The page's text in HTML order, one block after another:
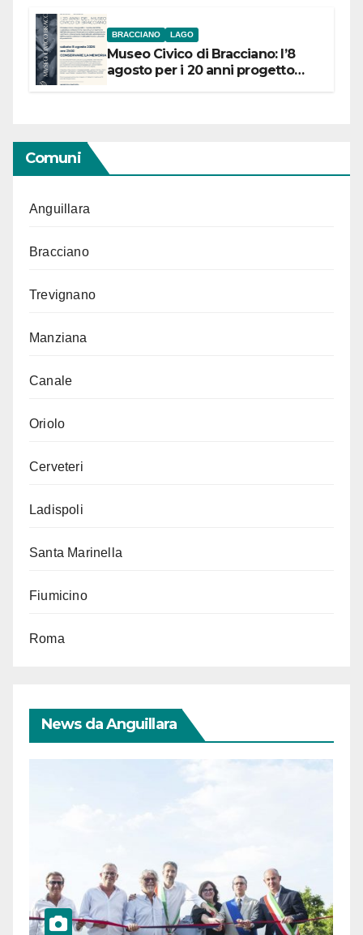
BRACCIANO LAGO
Museo Civico di Bracciano: l’8
agosto per i 20 anni progetto
Comuni
Anguillara
Bracciano
Trevignano
Manziana
Canale
Oriolo
Cerveteri
Ladispoli
Santa Marinella
Fiumicino
Roma
News da Anguillara